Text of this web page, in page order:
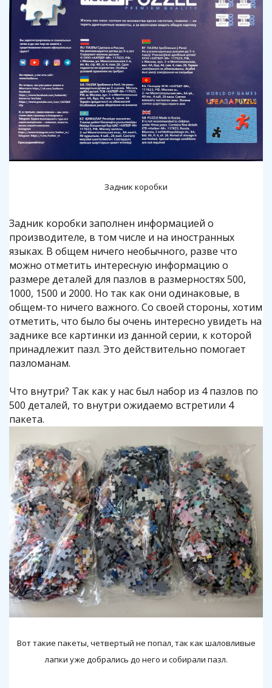
Задник коробки
Задник коробки заполнен информацией о
производителе, в том числе и на иностранных
языках. В общем ничего необычного, разве что
можно отметить интересную информацию о
размере деталей для пазлов в размерностях 500,
1000, 1500 и 2000. Но так как они одинаковые, в
общем-то ничего важного. Со своей стороны, хотим
отметить, что было бы очень интересно увидеть на
заднике все картинки из данной серии, к которой
принадлежит пазл. Это действительно помогает
пазломанам.
Что внутри? Так как у нас был набор из 4 пазлов по
500 деталей, то внутри ожидаемо встретили 4
пакета.
Вот такие пакеты, четвертый не попал, так как шаловливые
лапки уже добрались до него и собирали пазл.